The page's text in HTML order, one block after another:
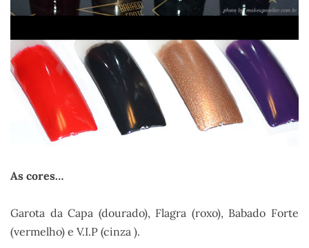
As cores…
Garota da Capa (dourado), Flagra (roxo), Babado Forte
(vermelho) e V.I.P (cinza ).